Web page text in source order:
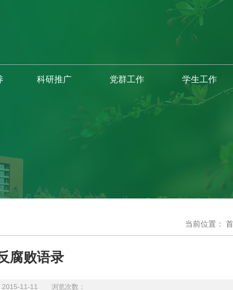
科研推广 党群工作 学生工作
当前位置：
腐败语录
2015-11-11 浏览次数：